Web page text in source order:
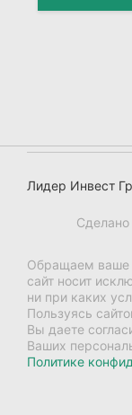
Лидер Инвест
Обращаем ваше
сайт носит
ни при каких
Пользуясь
Вы даете
Ваших
Политике